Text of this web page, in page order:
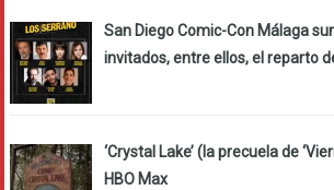
San Diego Comic-Con Málaga
invitados, entre ellos, el reparto
‘Crystal Lake’ (la precuela de
HBO Max